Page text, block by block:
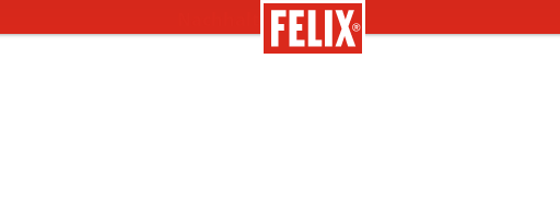
Nachhaltigkeit